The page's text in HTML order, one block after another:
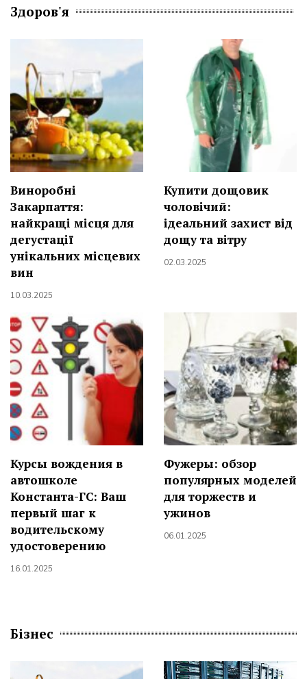
Здоров'я
Виноробні
Закарпаття:
найкращі місця для
дегустації
унікальних місцевих
вин
10.03.2025
Купити дощовик
чоловічий:
ідеальний захист від
дощу та вітру
02.03.2025
Курсы вождения в
автошколе
Константа-ГС: Ваш
первый шаг к
водительскому
удостоверению
16.01.2025
Фужеры: обзор
популярных моделей
для торжеств и
ужинов
06.01.2025
Бізнес